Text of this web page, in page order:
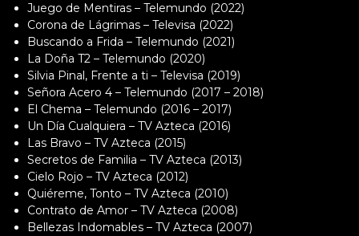
Juego de Mentiras – Telemundo (2022)
Corona de Lágrimas – Televisa (2022)
Buscando a Frida – Telemundo (2021)
La Doña T2 – Telemundo (2020)
Silvia Pinal, Frente a ti – Televisa (2019)
Señora Acero 4 – Telemundo (2017 – 2018)
El Chema – Telemundo (2016 – 2017)
Un Día Cualquiera – TV Azteca (2016)
Las Bravo – TV Azteca (2015)
Secretos de Familia – TV Azteca (2013)
Cielo Rojo – TV Azteca (2012)
Quiéreme, Tonto – TV Azteca (2010)
Contrato de Amor – TV Azteca (2008)
Bellezas Indomables – TV Azteca (2007)